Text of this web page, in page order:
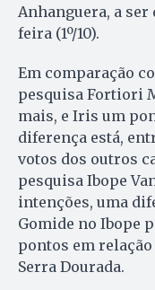
Anhanguera, a
feira (1º/10).
Em comparação
pesquisa Fortiori
mais, e Iris um
diferença está,
votos dos outros
pesquisa Ibope
intenções, uma
Gomide no Ibope
pontos em
Serra Dourada.